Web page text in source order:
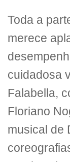
Toda a
merece
cuidadosa
Falabella,
Floriano
musical de